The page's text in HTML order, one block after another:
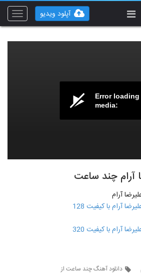
Toggle
آپلود ویدیو
Error loading
media:
آرام چند ساعت
آرام
آرام با کیفیت 128
آرام با کیفیت 320
دانلود آهنگ چند ساعت از